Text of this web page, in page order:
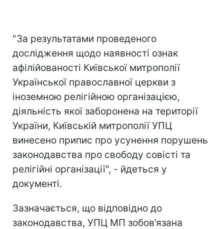
"За результатами проведеного
дослідження щодо наявності ознак
афілійованості Київської митрополії
Української православної церкви з
іноземною релігійною організацією,
діяльність якої заборонена на території
України, Київській митрополії УПЦ
винесено припис про усунення порушень
законодавства про свободу совісті та
релігійні організації", - йдеться у
документі.
Зазначається, що відповідно до
законодавства, УПЦ МП зобов’язана